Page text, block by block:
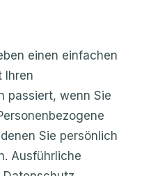
einen einfachen
Ihren
passiert, wenn Sie
Sie persönlich
Ausführliche